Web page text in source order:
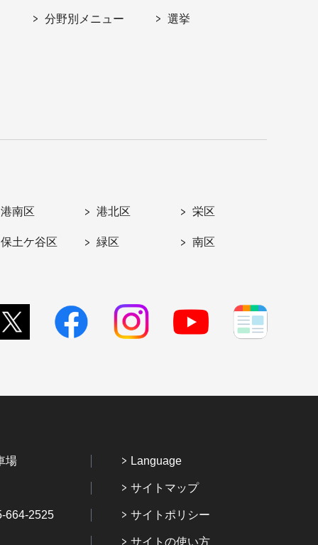
分野別メニュー 選挙
港南区 港北区 栄区
保土ケ谷区 緑区 南区
場
664-2525
Language
サイトマップ
サイトポリシー
サイトの使い方